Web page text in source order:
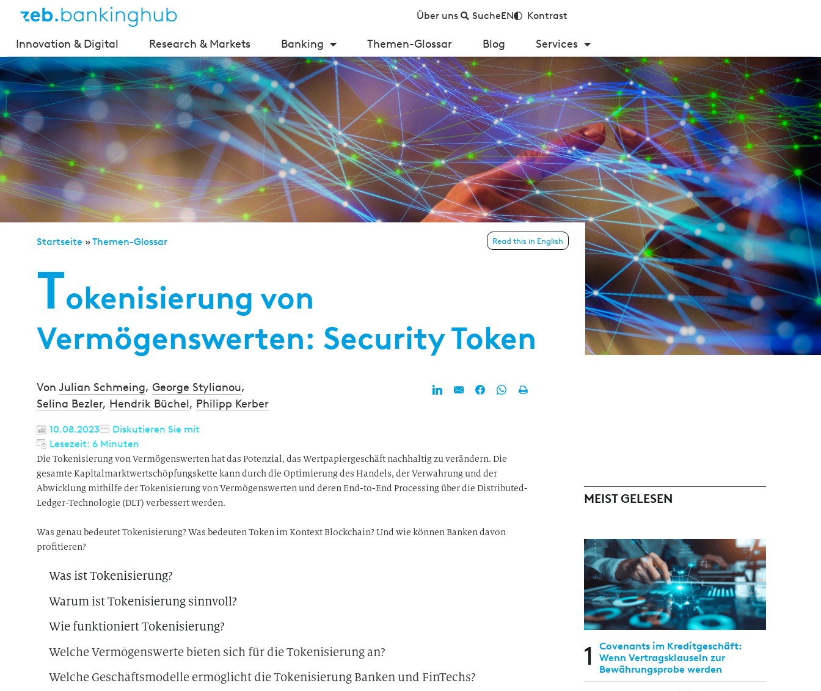
Über uns SucheEN Kontrast
Innovation & Digital Research & Markets Banking Themen-Glossar Blog Services
Startseite »Themen-Glossar Read this in English
Tokenisierung von
Vermögenswerten: Security Token
Von Julian Schmeing, George Stylianou,
Selina Bezler, Hendrik Büchel, Philipp Kerber
10.08.2023
Diskutieren Sie mit
Lesezeit: 6 Minuten
Die Tokenisierung von Vermögenswerten hat das Potenzial, das Wertpapiergeschäft nachhaltig zu verändern. Die
gesamte Kapitalmarktwertschöpfungskette kann durch die Optimierung des Handels, der Verwahrung und der
Abwicklung mithilfe der Tokenisierung von Vermögenswerten und deren End-to-End Processing über die Distributed-
Ledger-Technologie (DLT) verbessert werden.
Was genau bedeutet Tokenisierung? Was bedeuten Token im Kontext Blockchain? Und wie können Banken davon
profitieren?
Was ist Tokenisierung?
Warum ist Tokenisierung sinnvoll?
Wie funktioniert Tokenisierung?
Welche Vermögenswerte bieten sich für die Tokenisierung an?
Welche Geschäftsmodelle ermöglicht die Tokenisierung Banken und FinTechs?
MEIST GELESEN
1
Covenants im Kreditgeschäft:
Wenn Vertragsklauseln zur
Bewährungsprobe werden